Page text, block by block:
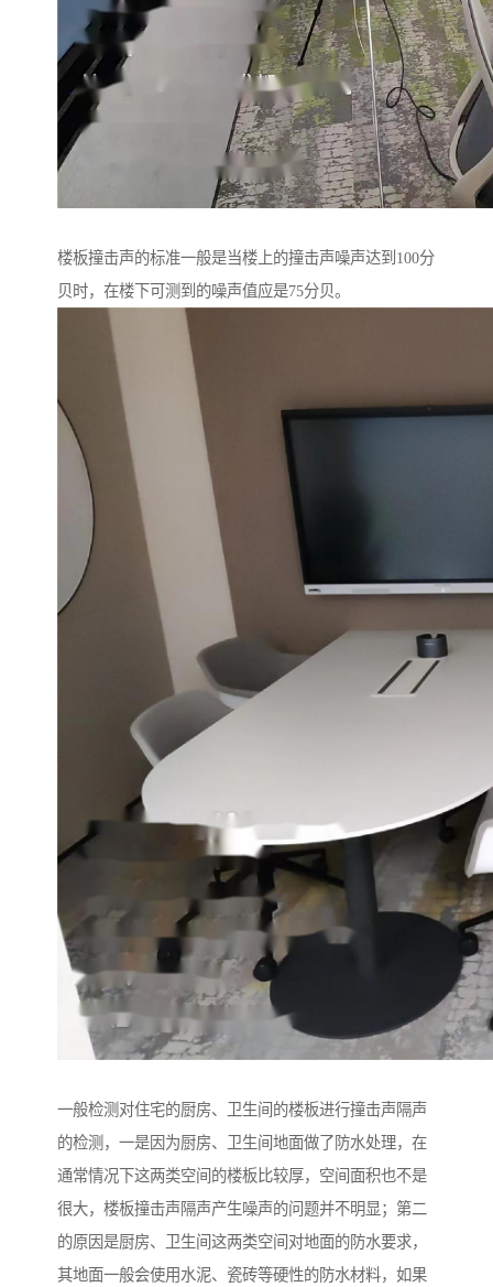
楼板撞击声的标准一般是当楼上的撞击声噪声达到100分
贝时，在楼下可测到的噪声值应是75分贝。
一般检测对住宅的厨房、卫生间的楼板进行撞击声隔声
的检测，一是因为厨房、卫生间地面做了防水处理，在
通常情况下这两类空间的楼板比较厚，空间面积也不是
很大，楼板撞击声隔声产生噪声的问题并不明显；第二
的原因是厨房、卫生间这两类空间对地面的防水要求，
其地面一般会使用水泥、瓷砖等硬性的防水材料，如果